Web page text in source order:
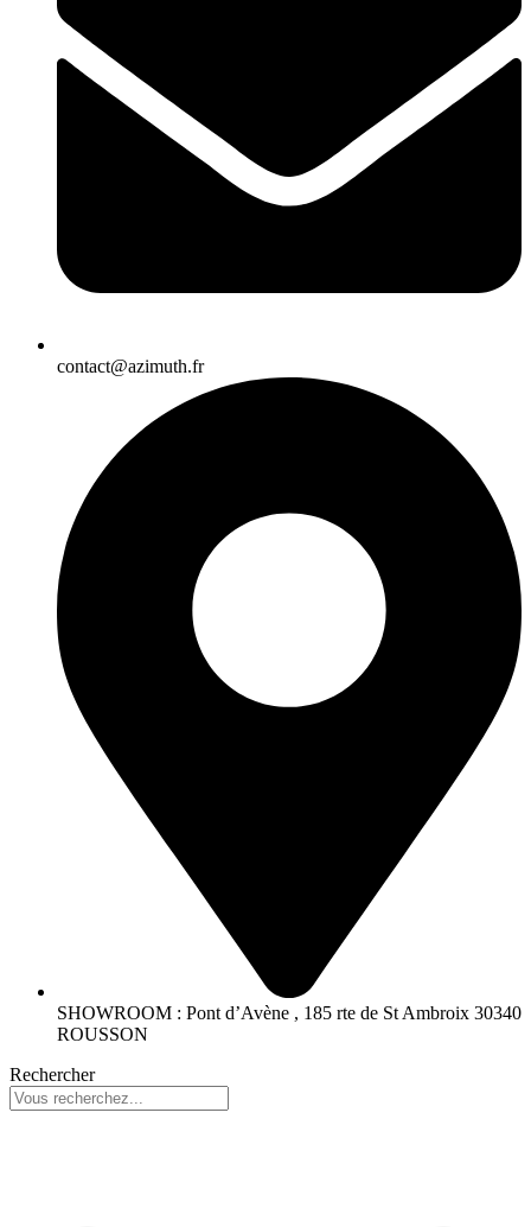
contact@azimuth.fr
SHOWROOM : Pont d’Avène , 185 rte de St Ambroix 30340
ROUSSON
Rechercher